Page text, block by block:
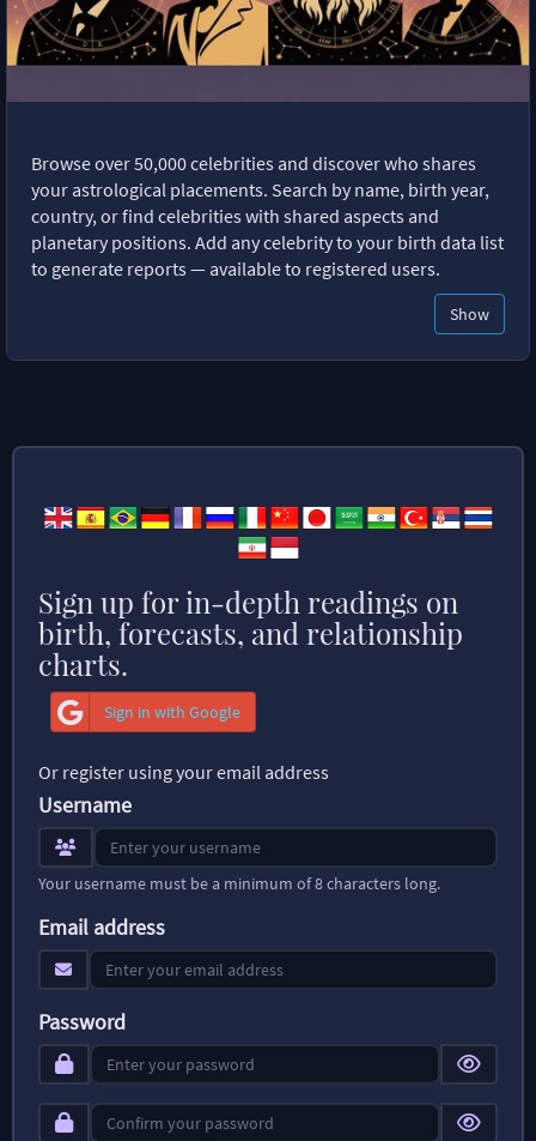
Browse over 50,000 celebrities and discover who shares
your astrological placements. Search by name, birth year,
country, or find celebrities with shared aspects and
planetary positions. Add any celebrity to your birth data list
to generate reports — available to registered users.
Show
Sign up for in-depth readings on
birth, forecasts, and relationship
charts.
Sign in with Google
Or register using your email address
Username
Your username must be a minimum of 8 characters long.
Email address
Password